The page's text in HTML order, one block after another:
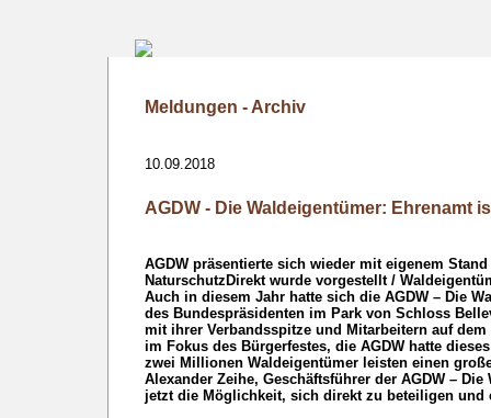
Meldungen - Archiv
10.09.2018
AGDW - Die Waldeigentümer: Ehrenamt
AGDW präsentierte sich wieder mit eigenem
NaturschutzDirekt wurde vorgestellt /
Auch in diesem Jahr hatte sich die AGDW – Die
des Bundespräsidenten im Park von Schloss
mit ihrer Verbandsspitze und Mitarbeitern auf
im Fokus des Bürgerfestes, die AGDW hatte
zwei Millionen Waldeigentümer leisten einen
Alexander Zeihe, Geschäftsführer der AGDW –
jetzt die Möglichkeit, sich direkt zu beteiligen und